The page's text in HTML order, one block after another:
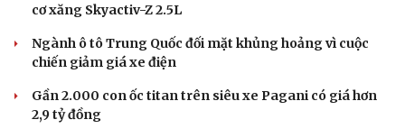
Cải chính
cơ xăng Skyactiv-Z 2.5L
Ngành ô tô Trung Quốc đối mặt khủng hoảng vì cuộc
chiến giảm giá xe điện
Gần 2.000 con ốc titan trên siêu xe Pagani có giá hơn
2,9 tỷ đồng